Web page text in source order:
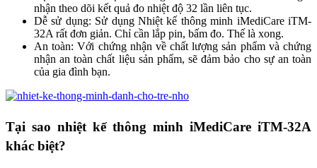
nhận theo dõi kết quả đo nhiệt độ 32 lần liên tục.
Dễ sử dụng: Sử dụng Nhiệt kế thông minh iMediCare iTM-
32A rất đơn giản. Chỉ cần lắp pin, bấm đo. Thế là xong.
An toàn: Với chứng nhận về chất lượng sản phẩm và chứng
nhận an toàn chất liệu sản phẩm, sẽ đảm bảo cho sự an toàn
của gia đình bạn.
Tại sao nhiệt kế thông minh iMediCare iTM-32A
khác biệt?